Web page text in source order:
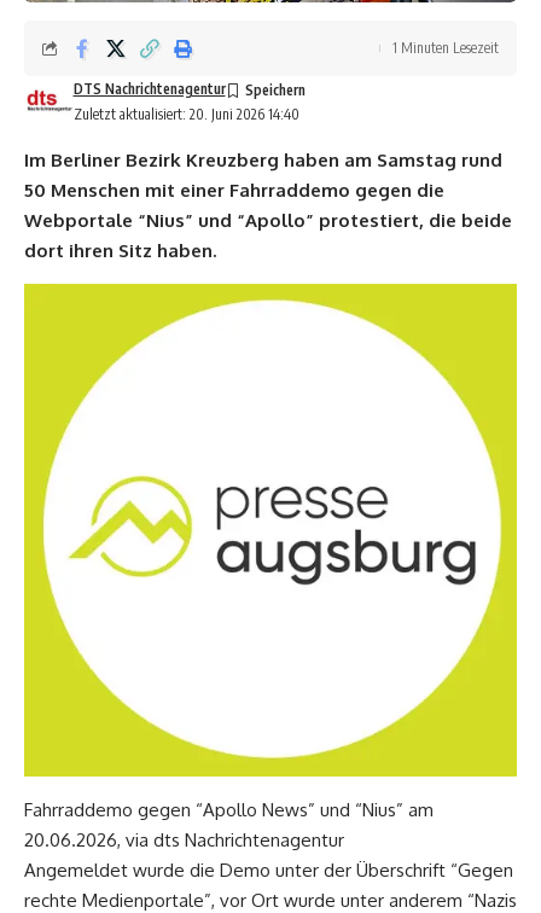
Zuletzt aktualisiert: 20. Juni 2026 14:40
DTS Nachrichtenagentur
1 Minuten Lesezeit
Im Berliner Bezirk Kreuzberg haben am Samstag rund
50 Menschen mit einer Fahrraddemo gegen die
Webportale “Nius” und “Apollo” protestiert, die beide
dort ihren Sitz haben.
Fahrraddemo gegen “Apollo News” und “Nius” am
20.06.2026, via dts Nachrichtenagentur
Angemeldet wurde die Demo unter der Überschrift “Gegen
rechte Medienportale”, vor Ort wurde unter anderem “Nazis